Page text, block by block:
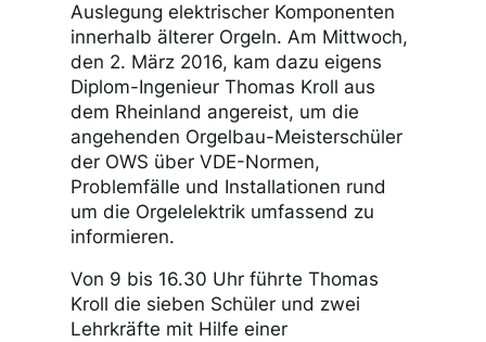
Auslegung elektrischer Komponenten
innerhalb älterer Orgeln. Am Mittwoch,
den 2. März 2016, kam dazu eigens
Diplom-Ingenieur Thomas Kroll aus
dem Rheinland angereist, um die
angehenden Orgelbau-Meisterschüler
der OWS über VDE-Normen,
Problemfälle und Installationen rund
um die Orgelelektrik umfassend zu
informieren.
Von 9 bis 16.30 Uhr führte Thomas
Kroll die sieben Schüler und zwei
Lehrkräfte mit Hilfe einer